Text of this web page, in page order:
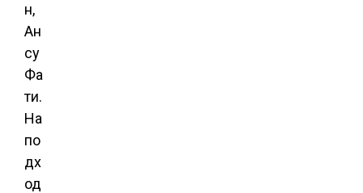
н,
Ан
су
Фа
ти.
На
по
дх
од